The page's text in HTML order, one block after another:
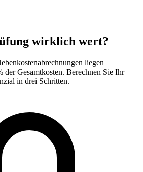
wirklich wert?
liegen
der Gesamtkosten. Berechnen Sie Ihr
in drei Schritten.